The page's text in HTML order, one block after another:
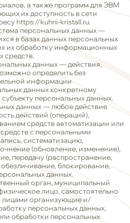
а также программ для ЭВМ
их доступность в сети
https://kuhni-kristall.ru.
персональных данных —
в базах данных персональных
их обработку информационных
средств.
данных — действия,
определить без
информации
данных конкретному
персональных данных.
данных — любое действие
действий (операций),
средств автоматизации или
с персональными
систематизацию,
(обновление, изменение),
передачу (распространение,
блокирование,
данных.
орган, муниципальный
лицо, самостоятельно
лицами организующие и/
персональных данных,
обработки персональных